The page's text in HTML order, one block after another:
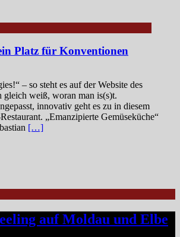
Platz für Konventionen
– so steht es auf der Website des
gleich weiß, woran man is(s)t.
innovativ geht es zu in diesem
„Emanzipierte Gemüseküche“
[…]
auf Moldau und Elbe